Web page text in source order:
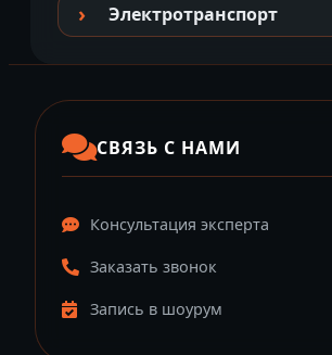
Электротранспорт
СВЯЗЬ С НАМИ
Консультация эксперта
Заказать звонок
Запись в шоурум